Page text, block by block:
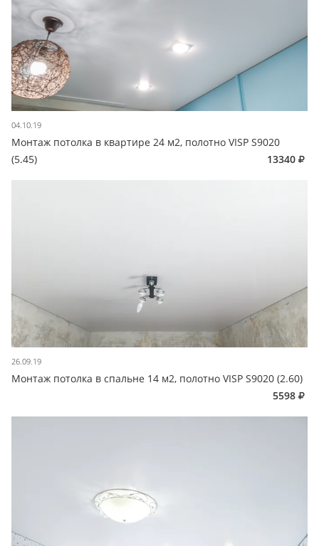
04.10.19
Монтаж потолка в квартире 24 м2, полотно VISP S9020
(5.45)
13340
26.09.19
Монтаж потолка в спальне 14 м2, полотно VISP S9020 (2.60)
5598